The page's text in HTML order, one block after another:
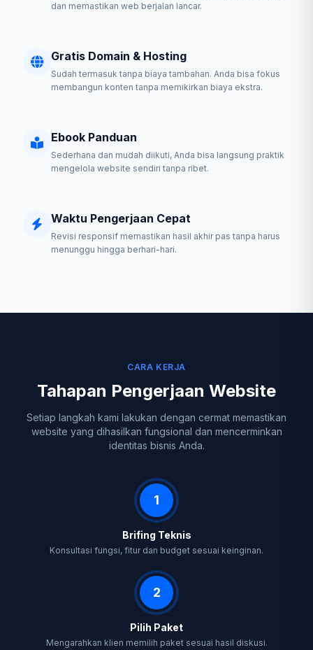
dan memastikan web berjalan lancar.
Gratis Domain & Hosting
Sudah termasuk tanpa biaya tambahan. Anda bisa fokus
membangun konten tanpa memikirkan biaya ekstra.
Ebook Panduan
Sederhana dan mudah diikuti, Anda bisa langsung praktik
mengelola website sendiri tanpa ribet.
Waktu Pengerjaan Cepat
Revisi responsif memastikan hasil akhir pas tanpa harus
menunggu hingga berhari-hari.
CARA KERJA
Tahapan Pengerjaan Website
Setiap langkah kami lakukan dengan cermat memastikan
website yang dihasilkan fungsional dan mencerminkan
identitas bisnis Anda.
1
Brifing Teknis
Konsultasi fungsi, fitur dan budget sesuai keinginan.
2
Pilih Paket
Mengarahkan klien memilih paket sesuai hasil diskusi.